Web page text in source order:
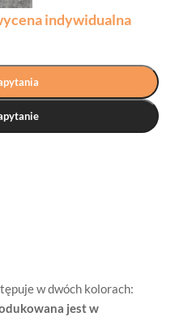
w dwóch kolorach:
jest w
indywidualna